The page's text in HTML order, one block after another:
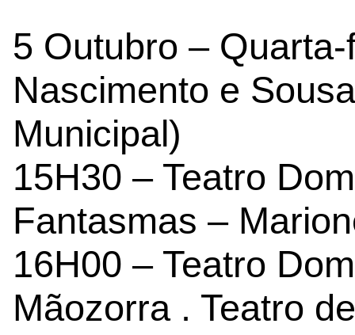
5 Outubro –
Nascimento e
Municipal)
15H30 – Teatro
Fantasmas –
16H00 – Teatro
Mãozorra . Teatro